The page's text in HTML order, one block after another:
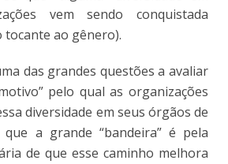
vem sendo conquistada
tocante ao gênero).
das grandes questões a avaliar
pelo qual as organizações
diversidade em seus órgãos de
a grande “bandeira” é pela
de que esse caminho melhora